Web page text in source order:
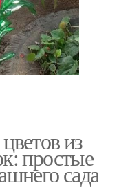
из
простые
сада